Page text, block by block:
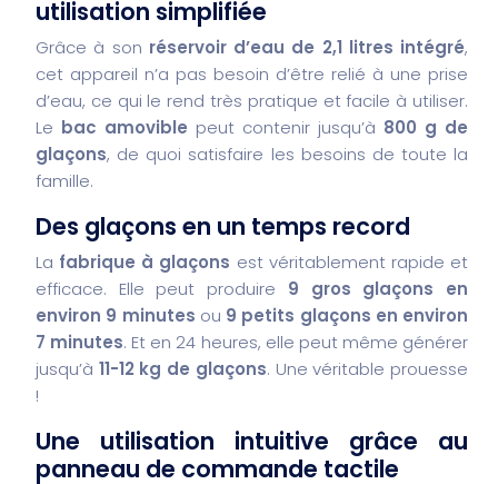
utilisation simplifiée
Grâce à son réservoir d’eau de 2,1 litres intégré,
cet appareil n’a pas besoin d’être relié à une prise
d’eau, ce qui le rend très pratique et facile à utiliser.
Le bac amovible peut contenir jusqu’à 800 g de
glaçons, de quoi satisfaire les besoins de toute la
famille.
Des glaçons en un temps record
La fabrique à glaçons est véritablement rapide et
efficace. Elle peut produire 9 gros glaçons en
environ 9 minutes ou 9 petits glaçons en environ
7 minutes. Et en 24 heures, elle peut même générer
jusqu’à 11-12 kg de glaçons. Une véritable prouesse
!
Une utilisation intuitive grâce au
panneau de commande tactile